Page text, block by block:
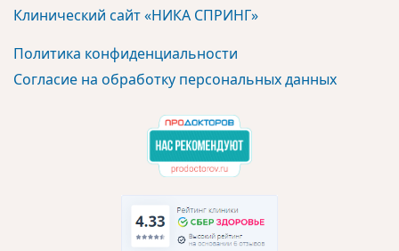
Клинический сайт «НИКА СПРИНГ»
Политика конфиденциальности
Согласие на обработку персональных данных